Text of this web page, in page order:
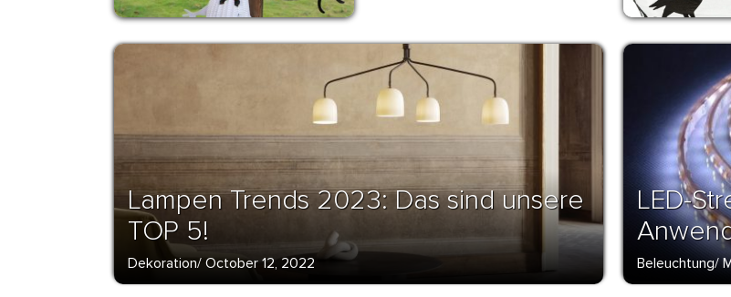
Lampen Trends 2023: Das sind unsere
TOP 5!
Dekoration/ October 12, 2022
LED-
Beleuchtung/